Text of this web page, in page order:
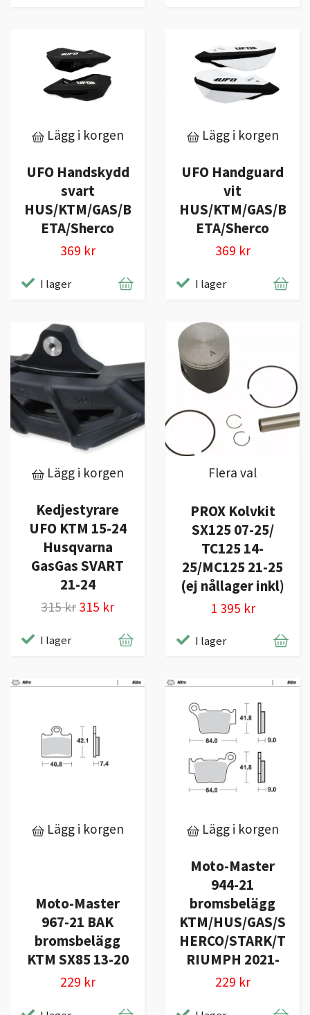
Lägg i korgen
UFO Handskydd
svart
HUS/KTM/GAS/B
ETA/Sherco
369 kr
I lager
Lägg i korgen
UFO Handguard
vit
HUS/KTM/GAS/B
ETA/Sherco
369 kr
I lager
Lägg i korgen
Kedjestyrare
UFO KTM 15-24
Husqvarna
GasGas SVART
21-24
315 kr 315 kr
I lager
Flera val
PROX Kolvkit
SX125 07-25/
TC125 14-
25/MC125 21-25
(ej nållager inkl)
1 395 kr
I lager
Lägg i korgen
Moto-Master
967-21 BAK
bromsbelägg
KTM SX85 13-20
229 kr
Lägg i korgen
Moto-Master
944-21
bromsbelägg
KTM/HUS/GAS/S
HERCO/STARK/T
RIUMPH 2021-
229 kr